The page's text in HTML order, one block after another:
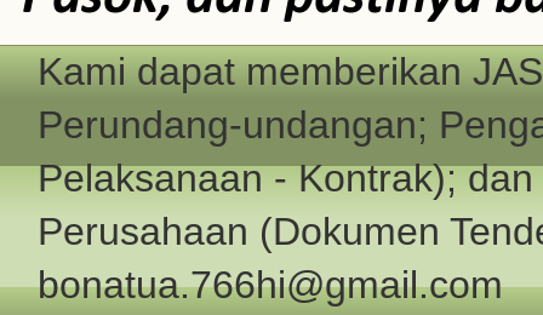
Kami dapat memberikan
Perundang-undangan;
Pelaksanaan - Kontrak);
Perusahaan (Dokumen
bonatua.766hi@gmail.com